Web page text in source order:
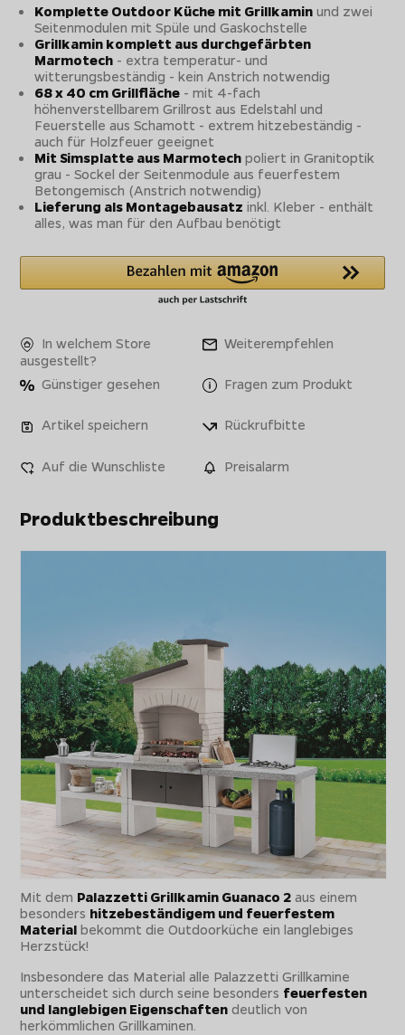
Komplette Outdoor Küche mit Grillkamin und zwei
Seitenmodulen mit Spüle und Gaskochstelle
Grillkamin komplett aus durchgefärbten
Marmotech - extra temperatur- und
witterungsbeständig - kein Anstrich notwendig
68 x 40 cm Grillfläche - mit 4-fach
höhenverstellbarem Grillrost aus Edelstahl und
Feuerstelle aus Schamott - extrem hitzebeständig -
auch für Holzfeuer geeignet
Mit Simsplatte aus Marmotech poliert in Granitoptik
grau - Sockel der Seitenmodule aus feuerfestem
Betongemisch (Anstrich notwendig)
Lieferung als Montagebausatz inkl. Kleber - enthält
alles, was man für den Aufbau benötigt
In welchem Store
ausgestellt?
Weiterempfehlen
Günstiger gesehen Fragen zum Produkt
Artikel speichern Rückrufbitte
Auf die Wunschliste Preisalarm
Produktbeschreibung
Mit dem Palazzetti Grillkamin Guanaco 2 aus einem
besonders hitzebeständigem und feuerfestem
Material bekommt die Outdoorküche ein langlebiges
Herzstück!
Insbesondere das Material alle Palazzetti Grillkamine
unterscheidet sich durch seine besonders feuerfesten
und langlebigen Eigenschaften deutlich von
herkömmlichen Grillkaminen.